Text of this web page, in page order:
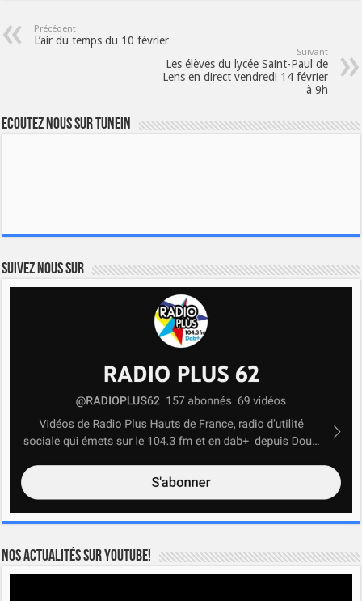
Précédent
L’air du temps du 10 février
Suivant
Les élèves du lycée Saint-Paul de
Lens en direct vendredi 14 février
à 9h
Ecoutez nous sur TuneIn
Suivez nous sur
Nos actualités sur YOUTUBE!